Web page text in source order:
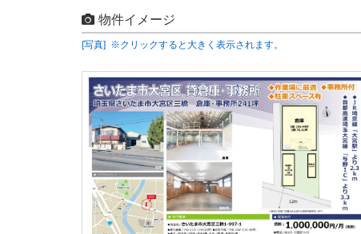
物件イメージ
[写真] ※クリックすると大きく表示されます。